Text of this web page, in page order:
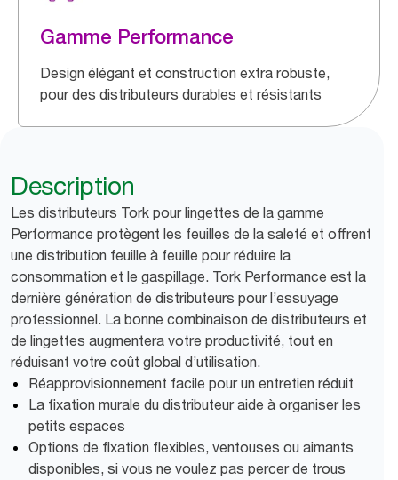
Gamme Performance
Design élégant et construction extra robuste,
pour des distributeurs durables et résistants
Description
Les distributeurs Tork pour lingettes de la gamme
Performance protègent les feuilles de la saleté et offrent
une distribution feuille à feuille pour réduire la
consommation et le gaspillage. Tork Performance est la
dernière génération de distributeurs pour l’essuyage
professionnel. La bonne combinaison de distributeurs et
de lingettes augmentera votre productivité, tout en
réduisant votre coût global d’utilisation.
Réapprovisionnement facile pour un entretien réduit
La fixation murale du distributeur aide à organiser les
petits espaces
Options de fixation flexibles, ventouses ou aimants
disponibles, si vous ne voulez pas percer de trous